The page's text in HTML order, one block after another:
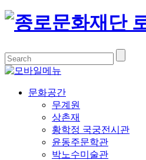
문화공간
무계원
상촌재
황학정 국궁전시관
윤동주문학관
박노수미술관